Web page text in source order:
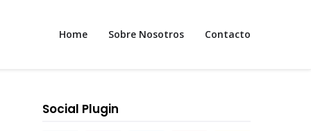
Home Sobre Nosotros Contacto
Social Plugin